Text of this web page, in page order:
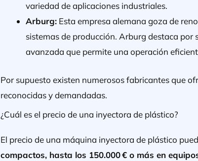
variedad de aplicaciones industriales.
Arburg: Esta empresa alemana goza de
sistemas de producción. Arburg destaca por
avanzada que permite una operación
Por supuesto existen numerosos fabricantes que
reconocidas y demandadas.
¿Cuál es el precio de una inyectora de plástico?
El precio de una máquina inyectora de plástico
compactos, hasta los 150.000 € o más en